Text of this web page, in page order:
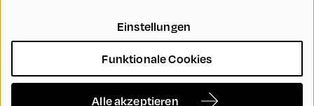
Nachhaltigkeit
Vielfalt, Gleichberechtigung und Inklusion
Einstellungen
Funktionale Cookies
Alle akzeptieren